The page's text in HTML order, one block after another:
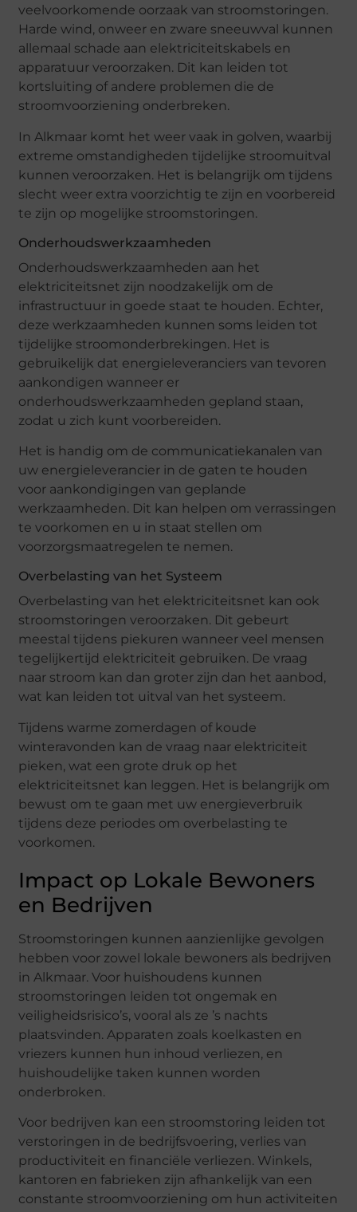
veelvoorkomende oorzaak van stroomstoringen.
Harde wind, onweer en zware sneeuwval kunnen
allemaal schade aan elektriciteitskabels en
apparatuur veroorzaken. Dit kan leiden tot
kortsluiting of andere problemen die de
stroomvoorziening onderbreken.
In Alkmaar komt het weer vaak in golven, waarbij
extreme omstandigheden tijdelijke stroomuitval
kunnen veroorzaken. Het is belangrijk om tijdens
slecht weer extra voorzichtig te zijn en voorbereid
te zijn op mogelijke stroomstoringen.
Onderhoudswerkzaamheden
Onderhoudswerkzaamheden aan het
elektriciteitsnet zijn noodzakelijk om de
infrastructuur in goede staat te houden. Echter,
deze werkzaamheden kunnen soms leiden tot
tijdelijke stroomonderbrekingen. Het is
gebruikelijk dat energieleveranciers van tevoren
aankondigen wanneer er
onderhoudswerkzaamheden gepland staan,
zodat u zich kunt voorbereiden.
Het is handig om de communicatiekanalen van
uw energieleverancier in de gaten te houden
voor aankondigingen van geplande
werkzaamheden. Dit kan helpen om verrassingen
te voorkomen en u in staat stellen om
voorzorgsmaatregelen te nemen.
Overbelasting van het Systeem
Overbelasting van het elektriciteitsnet kan ook
stroomstoringen veroorzaken. Dit gebeurt
meestal tijdens piekuren wanneer veel mensen
tegelijkertijd elektriciteit gebruiken. De vraag
naar stroom kan dan groter zijn dan het aanbod,
wat kan leiden tot uitval van het systeem.
Tijdens warme zomerdagen of koude
winteravonden kan de vraag naar elektriciteit
pieken, wat een grote druk op het
elektriciteitsnet kan leggen. Het is belangrijk om
bewust om te gaan met uw energieverbruik
tijdens deze periodes om overbelasting te
voorkomen.
Impact op Lokale Bewoners
en Bedrijven
Stroomstoringen kunnen aanzienlijke gevolgen
hebben voor zowel lokale bewoners als bedrijven
in Alkmaar. Voor huishoudens kunnen
stroomstoringen leiden tot ongemak en
veiligheidsrisico’s, vooral als ze ’s nachts
plaatsvinden. Apparaten zoals koelkasten en
vriezers kunnen hun inhoud verliezen, en
huishoudelijke taken kunnen worden
onderbroken.
Voor bedrijven kan een stroomstoring leiden tot
verstoringen in de bedrijfsvoering, verlies van
productiviteit en financiële verliezen. Winkels,
kantoren en fabrieken zijn afhankelijk van een
constante stroomvoorziening om hun activiteiten